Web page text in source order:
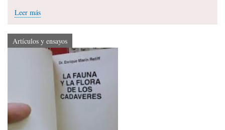
Leer más
Artículos y ensayos